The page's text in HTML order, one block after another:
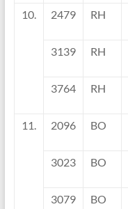
10.
2479 RH
3139 RH
3764 RH
11. 2096 BO
3023 BO
3079 BO